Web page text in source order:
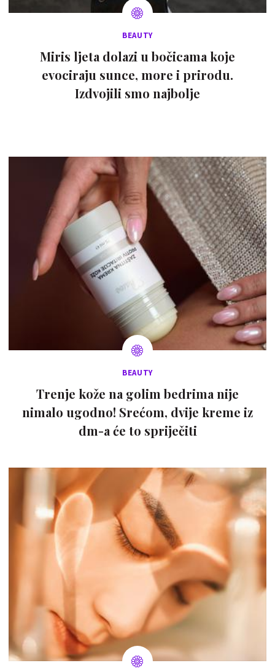
BEAUTY
Miris ljeta dolazi u bočicama koje
evociraju sunce, more i prirodu.
Izdvojili smo najbolje
BEAUTY
Trenje kože na golim bedrima nije
nimalo ugodno! Srećom, dvije kreme iz
dm-a će to spriječiti